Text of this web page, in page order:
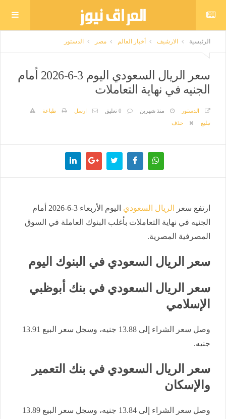
الرئيسية الارشيف أخبار العالم مصر الدستور
سعر الريال السعودي اليوم 3-6-2026 أمام
الجنيه في نهاية التعاملات
الدستور منذ شهرين 0 تعليق ارسل
طباعة
تبليغ
حذف
ارتفع سعر الريال السعودي
اليوم الأربعاء 3-6-2026 أمام
الجنيه في نهاية التعاملات بأغلب البنوك العاملة في السوق
المصرفية المصرية.
سعر الريال السعودي في البنوك اليوم
سعر الريال السعودي في بنك أبوظبي
الإسلامي
وصل سعر الشراء إلى 13.88 جنيه، وسجل سعر البيع 13.91
جنيه.
سعر الريال السعودي في بنك التعمير
والإسكان
وصل سعر الشراء إلى 13.84 جنيه، وسجل سعر البيع 13.89